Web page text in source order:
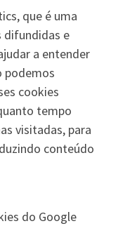
que é uma
difundidas e
a entender
podemos
cookies
tempo
visitadas, para
conteúdo
do Google